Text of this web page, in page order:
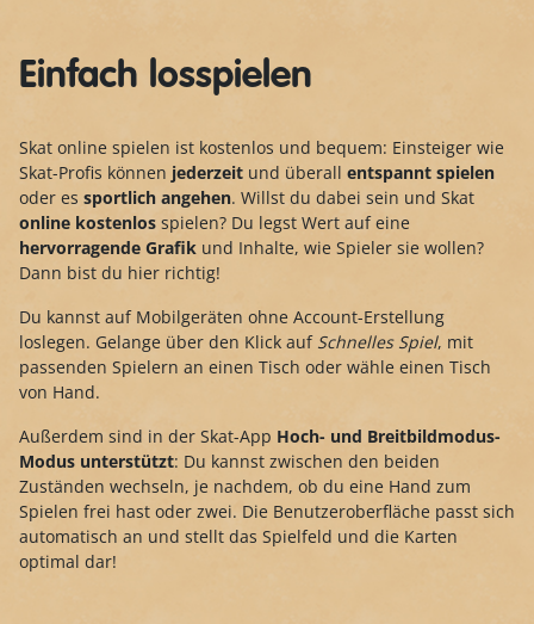
Einfach losspielen
Skat online spielen ist kostenlos und bequem: Einsteiger wie
Skat-Profis können jederzeit und überall entspannt spielen
oder es sportlich angehen. Willst du dabei sein und Skat
online kostenlos spielen? Du legst Wert auf eine
hervorragende Grafik und Inhalte, wie Spieler sie wollen?
Dann bist du hier richtig!
Du kannst auf Mobilgeräten ohne Account-Erstellung
loslegen. Gelange über den Klick auf Schnelles Spiel, mit
passenden Spielern an einen Tisch oder wähle einen Tisch
von Hand.
Außerdem sind in der Skat-App Hoch- und Breitbildmodus-
Modus unterstützt: Du kannst zwischen den beiden
Zuständen wechseln, je nachdem, ob du eine Hand zum
Spielen frei hast oder zwei. Die Benutzeroberfläche passt sich
automatisch an und stellt das Spielfeld und die Karten
optimal dar!